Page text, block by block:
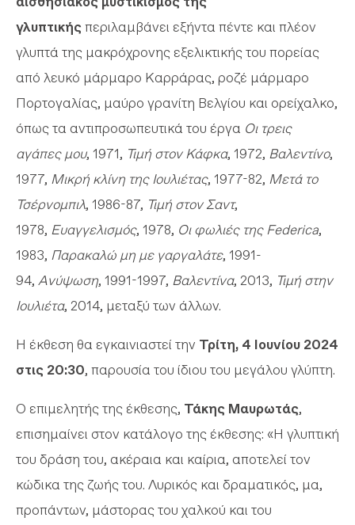
γλυπτικής περιλαμβάνει εξήντα πέντε και πλέον
γλυπτά της μακρόχρονης εξελικτικής του πορείας
από λευκό μάρμαρο Καρράρας, ροζέ μάρμαρο
Πορτογαλίας, μαύρο γρανίτη Βελγίου και ορείχαλκο,
όπως τα αντιπροσωπευτικά του έργα Οι τρεις
αγάπες μου, 1971, Τιμή στον Κάφκα, 1972, Βαλεντίνο,
1977, Μικρή κλίνη της Ιουλιέτας, 1977-82, Μετά το
Τσέρνομπιλ, 1986-87, Τιμή στον Σαντ,
1978, Ευαγγελισμός, 1978, Οι φωλιές της Federica,
1983, Παρακαλώ μη με γαργαλάτε, 1991-
94, Ανύψωση, 1991-1997, Βαλεντίνα, 2013, Τιμή στην
Ιουλιέτα, 2014, μεταξύ των άλλων.
Η έκθεση θα εγκαινιαστεί την Τρίτη, 4 Ιουνίου 2024
στις 20:30, παρουσία του ίδιου του μεγάλου γλύπτη.
Ο επιμελητής της έκθεσης, Τάκης Μαυρωτάς,
επισημαίνει στον κατάλογο της έκθεσης: «Η γλυπτική
του δράση του, ακέραια και καίρια, αποτελεί τον
κώδικα της ζωής του. Λυρικός και δραματικός, μα,
προπάντων, μάστορας του χαλκού και του